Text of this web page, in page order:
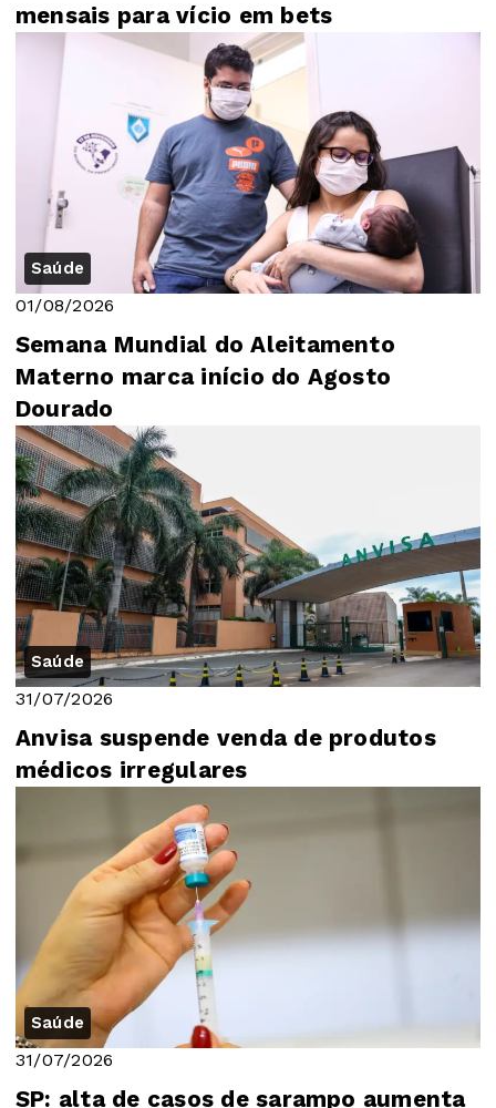
mensais para vício em bets
Saúde
01/08/2026
Semana Mundial do Aleitamento
Materno marca início do Agosto
Dourado
Saúde
31/07/2026
Anvisa suspende venda de produtos
médicos irregulares
Saúde
31/07/2026
SP: alta de casos de sarampo aumenta